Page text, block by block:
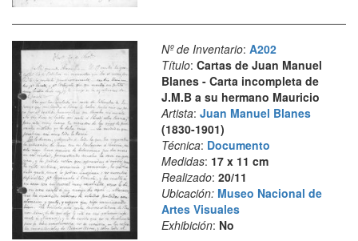
Nº de Inventario: A202
Título: Cartas de Juan Manuel
Blanes - Carta incompleta de
J.M.B a su hermano Mauricio
Artista: Juan Manuel Blanes
(1830-1901)
Técnica: Documento
Medidas: 17 x 11 cm
Realizado: 20/11
Ubicación: Museo Nacional de
Artes Visuales
Exhibición: No